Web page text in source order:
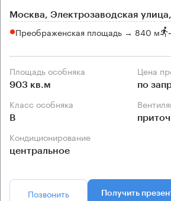
Москва, Электрозаводская
Преображенская площадь → 840 м ~
Площадь особняка
903 кв.м
Цена
по
Класс особняка
B
Кондиционирование
центральное
Позвонить Получить